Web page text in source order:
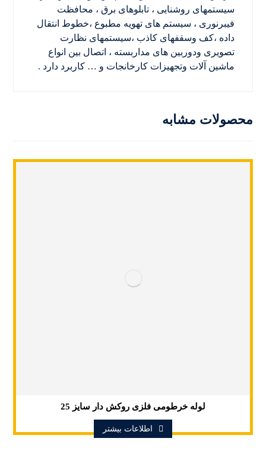
سیستمهای روشنایی ، تابلوهای برق ، محافظت
فیبرنوری ، سیستم های تهویه مطبوع ،خطوط انتقال
داده ،کف وسقفهای کاذب ،سیستمهای نظارت
تصویری ودوربین های مداربسته ، اتصال بین انواع
ماشین آلات وتجهیزات کارخانجات و … کاربرد دارد .
محصولات مشابه
لوله خرطومی فلزی روکش دار سایز 25
اطلاعات بیشتر